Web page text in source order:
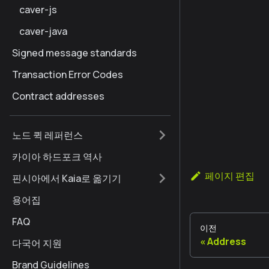
caver-js
caver-java
Signed message standards
Transaction Error Codes
Contract addresses
노드 퀵 레퍼런스
카이아 하드포크 역사
핀시아에서 Kaia로 옮기기
용어집
FAQ
다국어 지원
Brand Guidelines
페이지 편집
이전
Address